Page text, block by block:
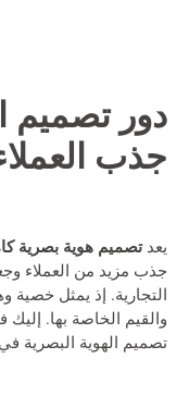
دور تصميم
جذب
يعدتصميم هوية بصرية
جذب مزيد من العملاء
التجارية. إذ يمثل خصية
والقيم الخاصة بها.
تصميم الهوية البصرية